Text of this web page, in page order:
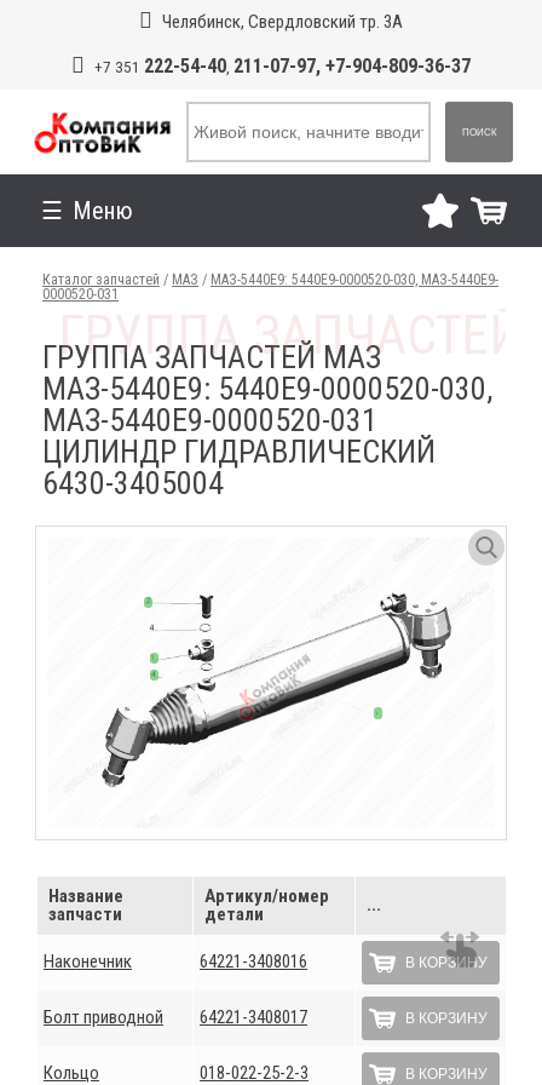
Челябинск, Свердловский тр. 3А
+7 351 222-54-40, 211-07-97, +7-904-809-36-37
ПОИСК
Меню
Каталог запчастей / МАЗ / МАЗ-5440E9: 5440E9-0000520-030, МАЗ-5440E9-
0000520-031
ГРУППА ЗАПЧАСТЕЙ МАЗ
МАЗ-5440E9: 5440E9-0000520-030,
МАЗ-5440E9-0000520-031
ЦИЛИНДР ГИДРАВЛИЧЕСКИЙ
6430-3405004
Название
запчасти
Артикул/номер
детали
...
Наконечник 64221-3408016 В КОРЗИНУ
Болт приводной 64221-3408017 В КОРЗИНУ
Кольцо 018-022-25-2-3 В КОРЗИНУ